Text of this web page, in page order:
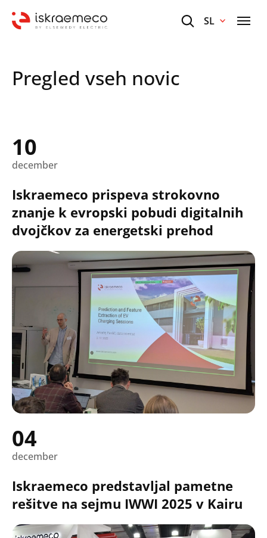
SL
Pregled vseh novic
10
december
Iskraemeco prispeva strokovno
znanje k evropski pobudi digitalnih
dvojčkov za energetski prehod
04
december
Iskraemeco predstavljal pametne
rešitve na sejmu IWWI 2025 v Kairu